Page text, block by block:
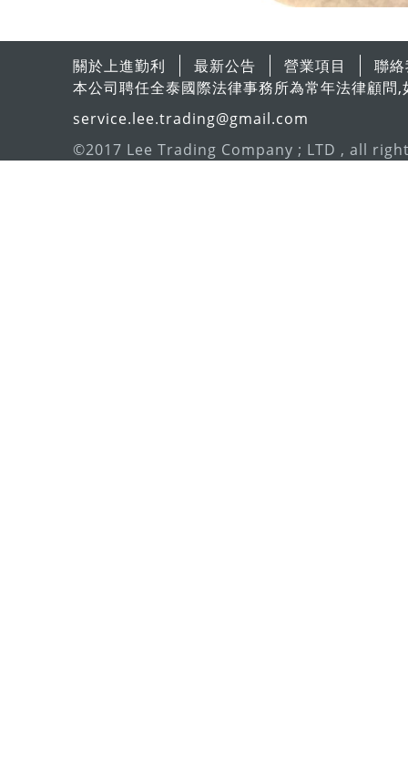
關於上進勤利 最新公告 營業項目
聯
本公司聘任全泰國際法律事務所為常年法律顧
service.lee.trading@gmail.com
©2017 Lee Trading Company ; LTD , all